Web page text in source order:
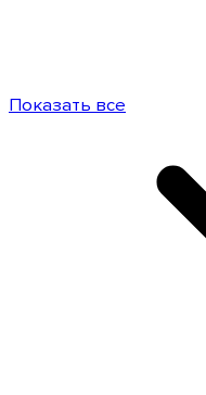
Показать все